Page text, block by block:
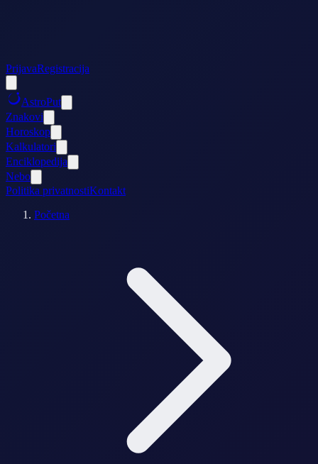
PrijavaRegistracija
AstroPut
Znakovi
Horoskop
Kalkulatori
Enciklopedija
Nebo
Politika privatnostiKontakt
Početna